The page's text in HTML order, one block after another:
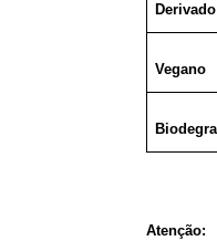
Vegano
Atenção: